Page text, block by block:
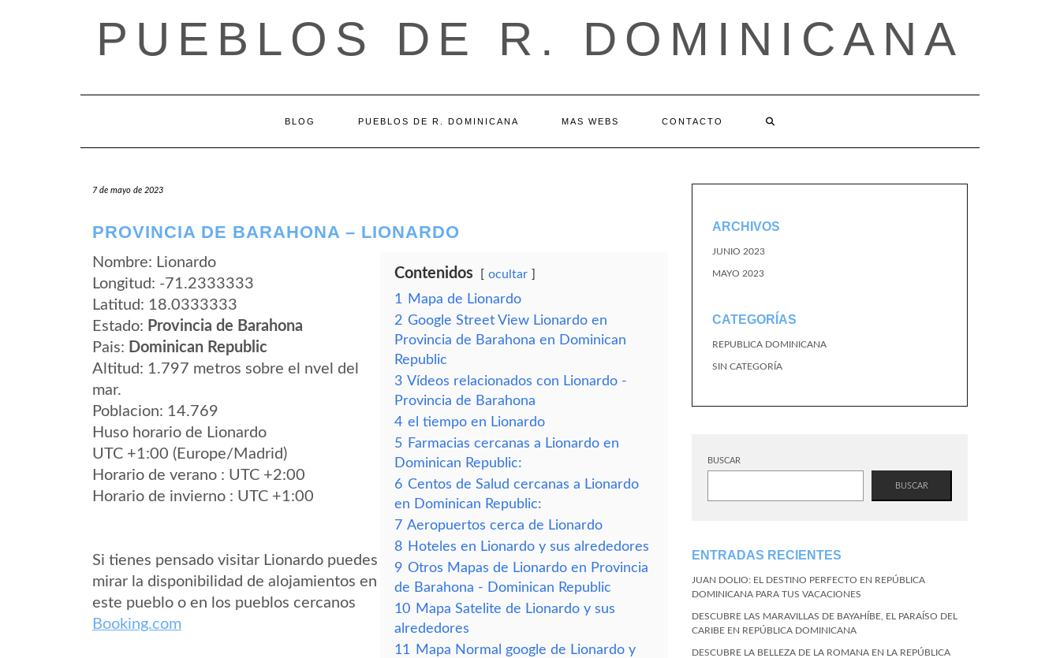
PUEBLOS DE R. DOMINICANA
BLOG PUEBLOS DE R. DOMINICANA MAS WEBS CONTACTO
7 de mayo de 2023
PROVINCIA DE BARAHONA – LIONARDO
Nombre: Lionardo
Longitud: -71.2333333
Latitud: 18.0333333
Estado: Provincia de Barahona
Pais: Dominican Republic
Altitud: 1.797 metros sobre el nvel del
mar.
Poblacion: 14.769
Huso horario de Lionardo
UTC +1:00 (Europe/Madrid)
Horario de verano : UTC +2:00
Horario de invierno : UTC +1:00
Si tienes pensado visitar Lionardo puedes
mirar la disponibilidad de alojamientos en
este pueblo o en los pueblos cercanos
Booking.com
Contenidos ocultar
1
Mapa de Lionardo
2 Google Street View Lionardo en
Provincia de Barahona en Dominican
Republic
3 Vídeos relacionados con Lionardo -
Provincia de Barahona
4 el tiempo en Lionardo
5 Farmacias cercanas a Lionardo en
Dominican Republic:
6 Centos de Salud cercanas a Lionardo
en Dominican Republic:
7 Aeropuertos cerca de Lionardo
8 Hoteles en Lionardo y sus alrededores
9 Otros Mapas de Lionardo en Provincia
de Barahona - Dominican Republic
10 Mapa Satelite de Lionardo y sus
alrededores
11
Mapa Normal google de Lionardo y
ARCHIVOS
JUNIO 2023
MAYO 2023
CATEGORÍAS
REPUBLICA DOMINICANA
SIN CATEGORÍA
BUSCAR
BUSCAR
ENTRADAS RECIENTES
JUAN DOLIO: EL DESTINO PERFECTO EN REPÚBLICA
DOMINICANA PARA TUS VACACIONES
DESCUBRE LAS MARAVILLAS DE BAYAHÍBE, EL PARAÍSO DEL
CARIBE EN REPÚBLICA DOMINICANA
DESCUBRE LA BELLEZA DE LA ROMANA EN LA REPÚBLICA